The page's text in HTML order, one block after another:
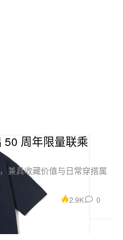
周年限量联乘
兼具收藏价值与日常穿搭属
2.9K 0